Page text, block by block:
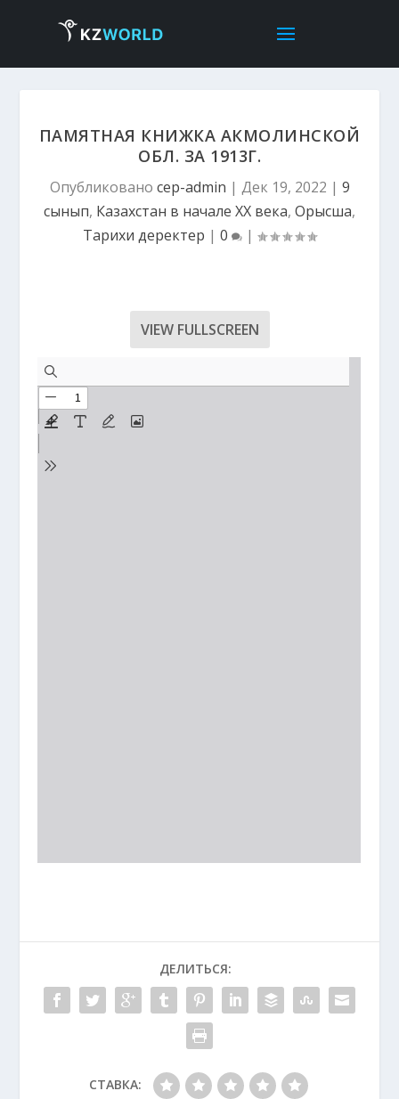
ПАМЯТНАЯ КНИЖКА АКМОЛИНСКОЙ
ОБЛ. ЗА 1913Г.
Опубликовано cep-admin | Дек 19, 2022 | 9
сынып, Казахстан в начале ХХ века, Орысша,
Тарихи деректер | 0 |
VIEW FULLSCREEN
ДЕЛИТЬСЯ:
СТАВКА: